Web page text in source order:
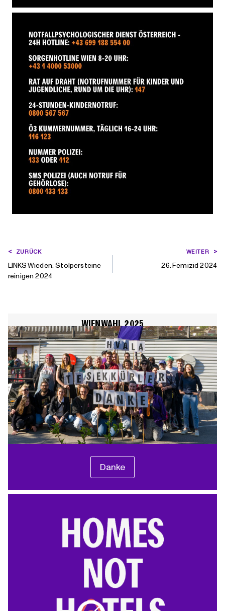
BEITRAGSNAVIGATION
ZURÜCK
LINKS Wieden: Stolpersteine
reinigen 2024
WEITER
26. Femizid 2024
WIENWAHL 2025
Danke